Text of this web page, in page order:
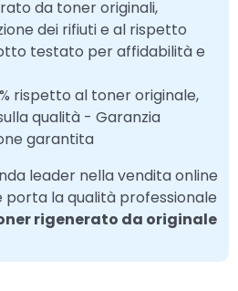
da toner originali,
dei rifiuti e al rispetto
testato per affidabilità e
rispetto al toner originale,
qualità - Garanzia
garantita
leader nella vendita online
la qualità professionale
rigenerato da originale